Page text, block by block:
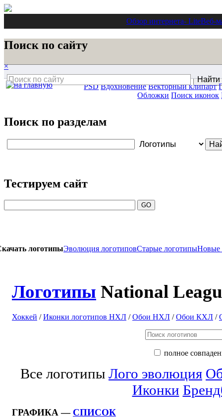
Обзор интернета- LiteВеб-
Поиск по сайту
×
Поиск по разделам
Тестируем сайт
логотипыЭволюция логотиповСтарые логотипыНовые
PSD Вдохновение Векторный клипарт
Обложки Поиск иконок
Логотипы National
Хоккей /Иконки логотипов НХЛ /Обои НХЛ /Обои КХЛ /
полное
Все логотипы Лого эволюция
Иконки
ГРАФИКА — СПИСОК